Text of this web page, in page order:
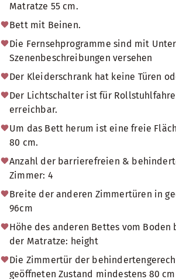
Matratze 55 cm.
Bett mit Beinen.
Die Fernsehprogramme sind mit
Szenenbeschreibungen versehen
Der Kleiderschrank hat keine Türen
Der Lichtschalter ist für
erreichbar.
Um das Bett herum ist eine freie
80 cm.
Anzahl der barrierefreien &
Zimmer: 4
Breite der anderen Zimmertüren in
96cm
Höhe des anderen Bettes vom Boden
der Matratze: height
Die Zimmertür der
geöffneten Zustand mindestens 80